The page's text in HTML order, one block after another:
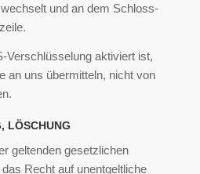
wechselt und an dem Schloss-
Verschlüsselung aktiviert ist,
an uns übermitteln, nicht von
LÖSCHUNG
geltenden gesetzlichen
Recht auf unentgeltliche